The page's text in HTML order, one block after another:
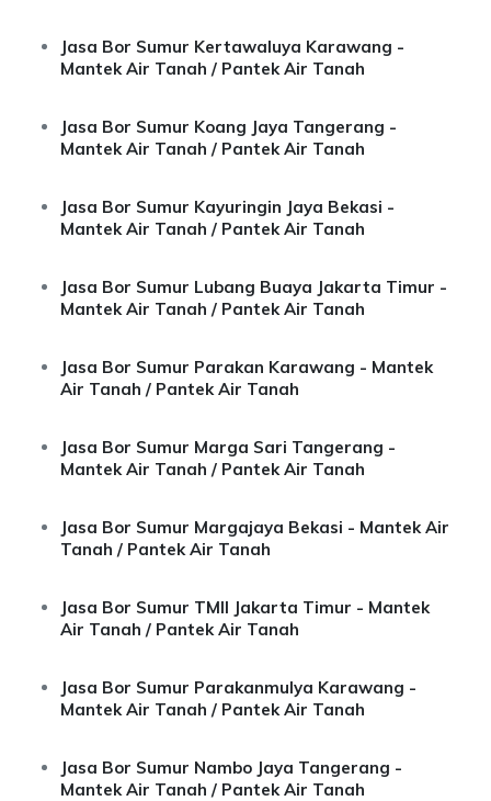
Jasa Bor Sumur Kertawaluya Karawang -
Mantek Air Tanah / Pantek Air Tanah
Jasa Bor Sumur Koang Jaya Tangerang -
Mantek Air Tanah / Pantek Air Tanah
Jasa Bor Sumur Kayuringin Jaya Bekasi -
Mantek Air Tanah / Pantek Air Tanah
Jasa Bor Sumur Lubang Buaya Jakarta Timur -
Mantek Air Tanah / Pantek Air Tanah
Jasa Bor Sumur Parakan Karawang - Mantek
Air Tanah / Pantek Air Tanah
Jasa Bor Sumur Marga Sari Tangerang -
Mantek Air Tanah / Pantek Air Tanah
Jasa Bor Sumur Margajaya Bekasi - Mantek Air
Tanah / Pantek Air Tanah
Jasa Bor Sumur TMII Jakarta Timur - Mantek
Air Tanah / Pantek Air Tanah
Jasa Bor Sumur Parakanmulya Karawang -
Mantek Air Tanah / Pantek Air Tanah
Jasa Bor Sumur Nambo Jaya Tangerang -
Mantek Air Tanah / Pantek Air Tanah